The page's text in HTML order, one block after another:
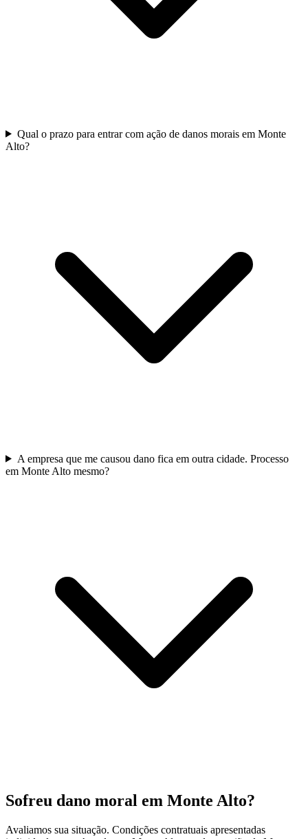
Qual o prazo para entrar com ação de danos morais em Monte
Alto?
A empresa que me causou dano fica em outra cidade. Processo
em Monte Alto mesmo?
Sofreu dano moral em Monte Alto?
Avaliamos sua situação. Condições contratuais apresentadas